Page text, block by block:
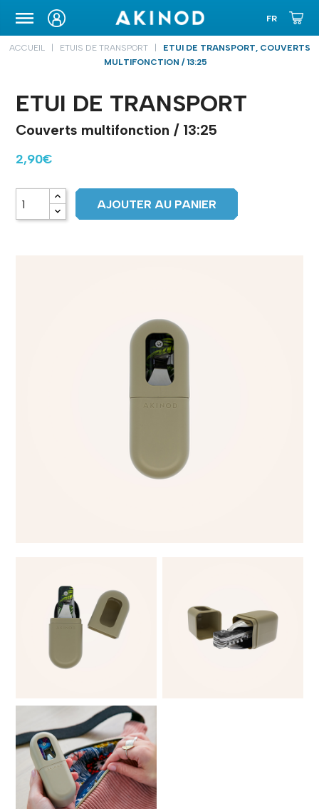
ETUIS DE TRANSPORT
ACCUEIL ETUIS DE TRANSPORT
ETUI DE TRANSPORT, COUVERTS
MULTIFONCTION / 13:25
ETUI DE TRANSPORT
Couverts multifonction / 13:25
2,90€
AJOUTER AU PANIER